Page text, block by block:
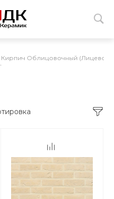
Кирпич Облицовочный (Лицевой)